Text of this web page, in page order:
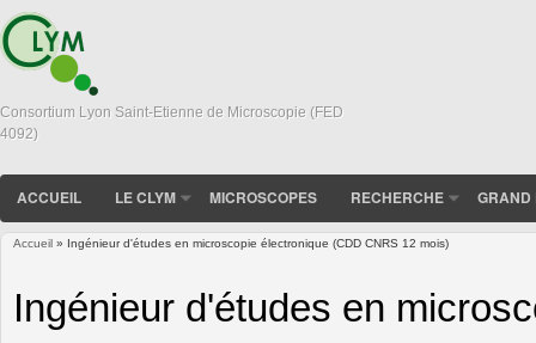
Consortium Lyon Saint-Etienne de Microscopie (FED
4092)
ACCUEIL LE CLYM MICROSCOPES RECHERCHE GRAND
Accueil » Ingénieur d'études en microscopie électronique (CDD CNRS 12 mois)
Ingénieur d'études en